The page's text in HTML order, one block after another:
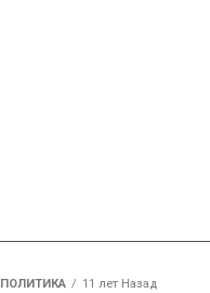
ПОЛИТИКА 11 лет Назад